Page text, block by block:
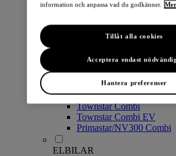
Qashqai
LEAF
ARIYA
X-Trail
Townstar Combi
Townstar Combi EV
Primastar/NV300 Combi
ELBILAR
information och anpassa vad du godkänner.
Hantera preferenser
Acceptera endast
Tillåt alla cookies